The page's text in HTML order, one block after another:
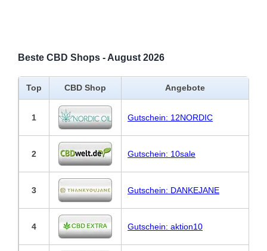
Beste CBD Shops - August 2026
Top CBD Shop Angebote
1 Gutschein: 12NORDIC
2 Gutschein: 10sale
3 Gutschein: DANKEJANE
4 Gutschein: aktion10